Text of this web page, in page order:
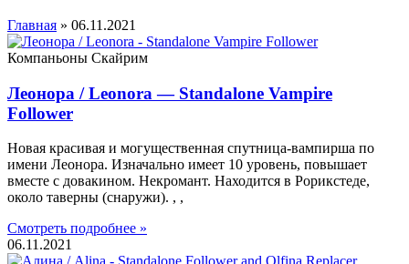
Главная » 06.11.2021
Компаньоны Скайрим
Леонора / Leonora — Standalone Vampire
Follower
Новая красивая и могущественная спутница-вампирша по
имени Леонора. Изначально имеет 10 уровень, повышает
вместе с довакином. Некромант. Находится в Рорикстеде,
около таверны (снаружи). , ,
Смотреть подробнее »
06.11.2021